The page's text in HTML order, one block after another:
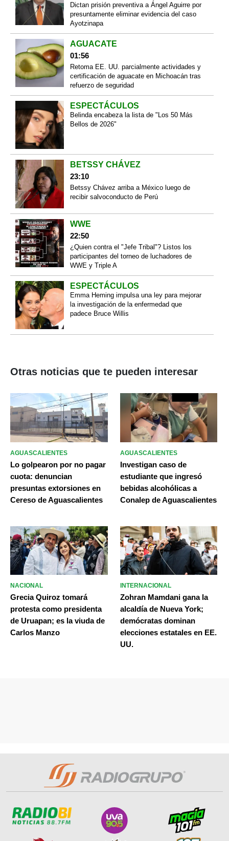
Dictan prisión preventiva a Ángel Aguirre por
presuntamente eliminar evidencia del caso
Ayotzinapa
AGUACATE
01:56
Retoma EE. UU. parcialmente actividades y
certificación de aguacate en Michoacán tras
refuerzo de seguridad
ESPECTÁCULOS
Belinda encabeza la lista de "Los 50 Más
Bellos de 2026"
BETSSY CHÁVEZ
23:10
Betssy Chávez arriba a México luego de
recibir salvoconducto de Perú
WWE
22:50
¿Quien contra el "Jefe Tribal"? Listos los
participantes del torneo de luchadores de
WWE y Triple A
ESPECTÁCULOS
Emma Heming impulsa una ley para mejorar
la investigación de la enfermedad que
padece Bruce Willis
Otras noticias que te pueden interesar
AGUASCALIENTES
Lo golpearon por no pagar
cuota: denuncian
presuntas extorsiones en
Cereso de Aguascalientes
AGUASCALIENTES
Investigan caso de
estudiante que ingresó
bebidas alcohólicas a
Conalep de Aguascalientes
NACIONAL
Grecia Quiroz tomará
protesta como presidenta
de Uruapan; es la viuda de
Carlos Manzo
INTERNACIONAL
Zohran Mamdani gana la
alcaldía de Nueva York;
demócratas dominan
elecciones estatales en EE.
UU.